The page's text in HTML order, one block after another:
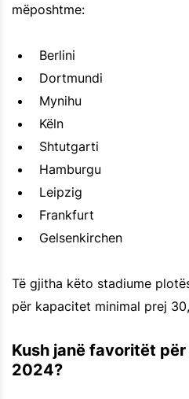
mëposhtme:
Berlini
Dortmundi
Mynihu
Këln
Shtutgarti
Hamburgu
Leipzig
Frankfurt
Gelsenkirchen
Të gjitha këto stadiume
për kapacitet minimal prej
Kush janë favoritët
2024?